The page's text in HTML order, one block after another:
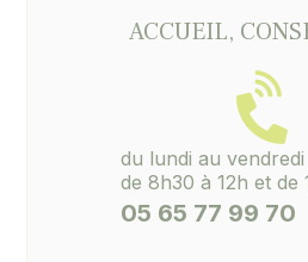
ACCUEIL,
du lundi au vendredi
de 8h30 à 12h et de
05 65 77 99 70